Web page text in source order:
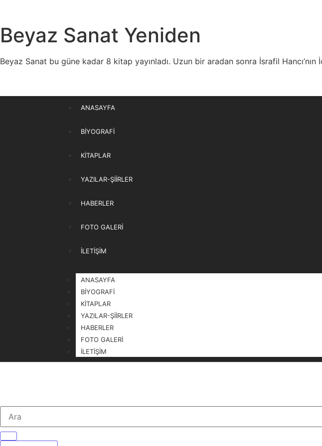
Beyaz Sanat Yeniden
Beyaz Sanat bu güne kadar 8 kitap yayınladı. Uzun bir aradan sonra İsrafil Hancı’nın
ANASAYFA
BIYOGRAFI
KITAPLAR
YAZILAR-ŞIIRLER
HABERLER
FOTO GALERI
İLETIŞIM
ANASAYFA
BIYOGRAFI
KITAPLAR
YAZILAR-ŞIIRLER
HABERLER
FOTO GALERI
İLETIŞIM